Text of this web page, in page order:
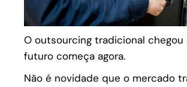
O outsourcing tradicional chegou
futuro começa agora.
Não é novidade que o mercado